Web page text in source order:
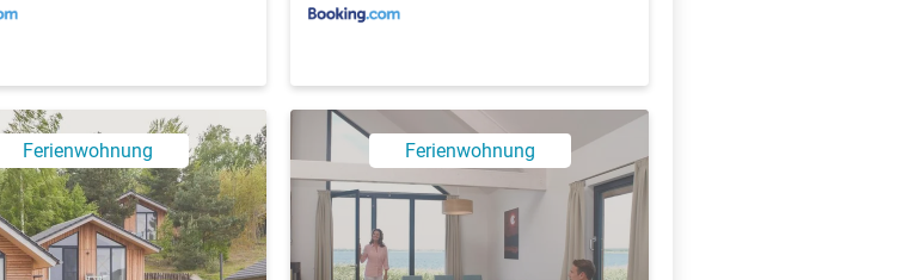
Ferienwohnung Ferienwohnung